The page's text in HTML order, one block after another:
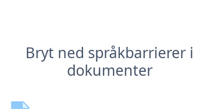
Bryt ned språkbarrierer i
dokumenter